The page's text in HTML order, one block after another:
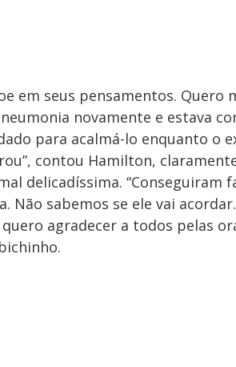
em seus pensamentos. Quero
novamente e estava
para acalmá-lo enquanto o
contou Hamilton,
delicadíssima. “Conseguiram
Não sabemos se ele vai
agradecer a todos pelas